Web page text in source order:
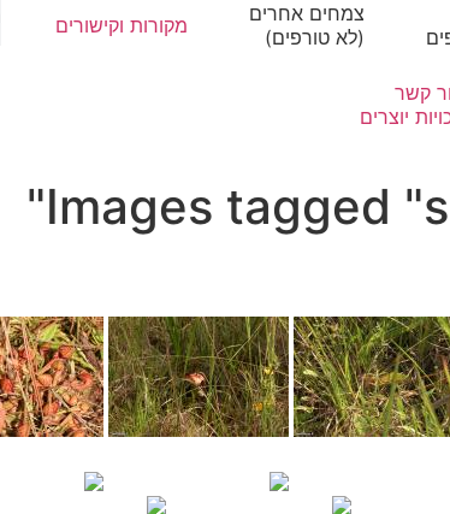
צמחים אחרים
(לא טורפים)
מקורות וקישורים
קשר
יוצרים
Images tagged